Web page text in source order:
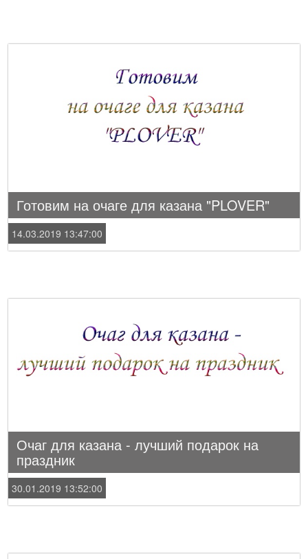
Готовим на очаге для казана "PLOVER"
14.03.2019 13:47:00
Очаг для казана - лучший подарок на
праздник
30.01.2019 13:52:00